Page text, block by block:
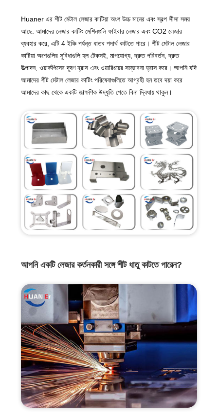
Huaner এর শীট মেটাল লেজার কাটিয়া অংশ উচ্চ মানের এবং স্বল্প সীসা সময়
আছে. আমাদের লেজার কাটিং মেশিনগুলি ফাইবার লেজার এবং CO2 লেজার
ব্যবহার করে, এটি 4 ইঞ্চি পর্যন্ত ধাতব পদার্থ কাটতে পারে। শীট মেটাল লেজার
কাটিয়া অংশগুলির সুবিধাগুলি হল টেকসই, মাপযোগ্য, দ্রুত পরিবর্তন, দ্রুত
উত্পাদন, ওয়ার্কপিসের দূষণ হ্রাস এবং ওয়ারিংয়ের সম্ভাবনা হ্রাস করে। আপনি যদি
আমাদের শীট মেটাল লেজার কাটিং পরিষেবাগুলিতে আগ্রহী হন তবে দয়া করে
আমাদের কাছ থেকে একটি তাত্ক্ষণিক উদ্ধৃতি পেতে বিনা দ্বিধায় থাকুন।
আপনি একটি লেজার কর্তনকারী সঙ্গে শীট ধাতু কাটতে পারেন?